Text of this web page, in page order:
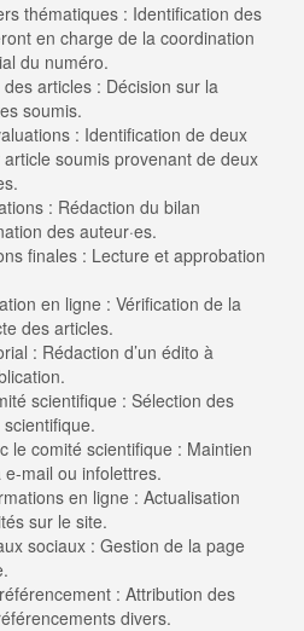
thématiques : Identification des
en charge de la coordination
du numéro.
articles : Décision sur la
soumis.
: Identification de deux
soumis provenant de deux
: Rédaction du bilan
des auteur·es.
finales : Lecture et approbation
en ligne : Vérification de la
des articles.
: Rédaction d’un édito à
scientifique : Sélection des
le comité scientifique : Maintien
e-mail ou infolettres.
en ligne : Actualisation
sur le site.
sociaux : Gestion de la page
: Attribution des
divers.